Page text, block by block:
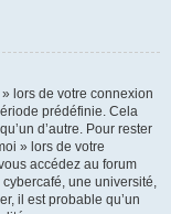
lors de votre connexion
prédéfinie. Cela
d’autre. Pour rester
» lors de votre
accédez au forum
une université,
il est probable qu’un